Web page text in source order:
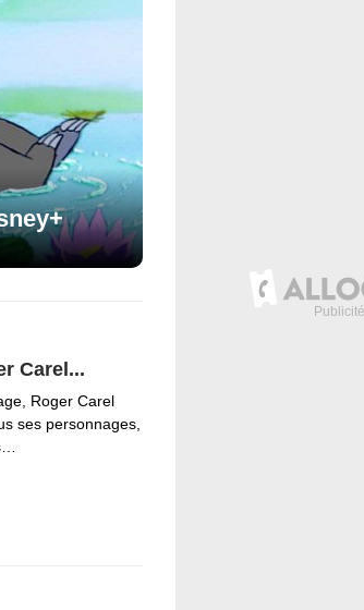
Carel...
Roger Carel
ses personnages,